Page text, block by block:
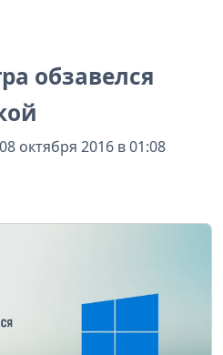
обзавелся
08 октября 2016 в 01:08